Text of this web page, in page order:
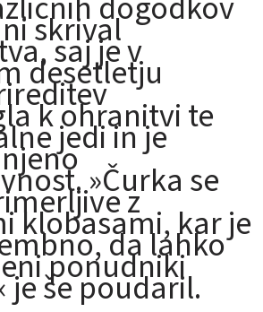
skrival
saj je v
desetletju
k ohranitvi te
jedi in je
»Čurka se
z
klobasami, kar je
da lahko
ponudniki
je še poudaril.